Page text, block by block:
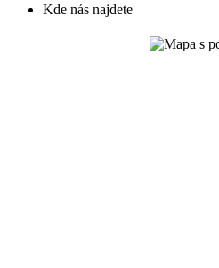
Kde nás najdete